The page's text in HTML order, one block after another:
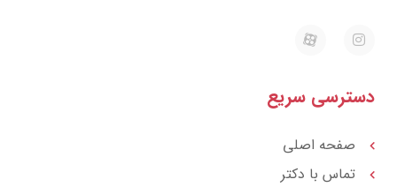
I
n
g
m
E
a
a
دسترسی سریع
صفحه اصلی
تماس با دکتر